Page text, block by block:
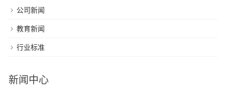
公司新闻
教育新闻
行业标准
新闻中心